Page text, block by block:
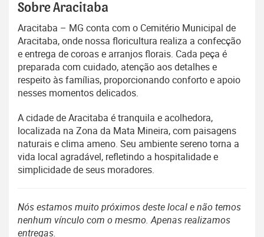
Sobre Aracitaba
Aracitaba – MG conta com o Cemitério Municipal de
Aracitaba, onde nossa floricultura realiza a confecção
e entrega de coroas e arranjos florais. Cada peça é
preparada com cuidado, atenção aos detalhes e
respeito às famílias, proporcionando conforto e apoio
nesses momentos delicados.
A cidade de Aracitaba é tranquila e acolhedora,
localizada na Zona da Mata Mineira, com paisagens
naturais e clima ameno. Seu ambiente sereno torna a
vida local agradável, refletindo a hospitalidade e
simplicidade de seus moradores.
Nós estamos muito próximos deste local e não temos
nenhum vínculo com o mesmo. Apenas realizamos
entregas.